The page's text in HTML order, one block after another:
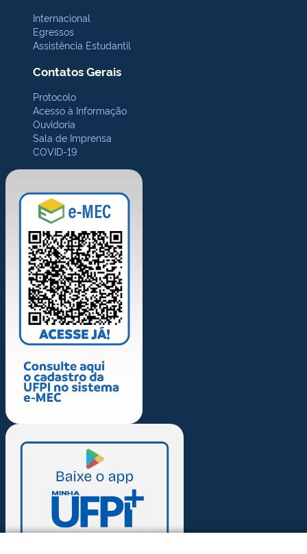
Internacional
Egressos
Assistência Estudantil
Contatos Gerais
Protocolo
Acesso à Informação
Ouvidoria
Sala de Imprensa
COVID-19